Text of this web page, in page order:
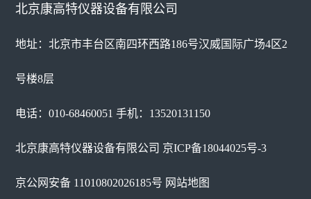
北京康高特仪器设备有限公司
地址：北京市丰台区南四环西路186号汉威国际广场4区2
号楼8层
电话：010-68460051 手机：13520131150
北京康高特仪器设备有限公司 京ICP备18044025号-3
京公网安备 11010802026185号 网站地图